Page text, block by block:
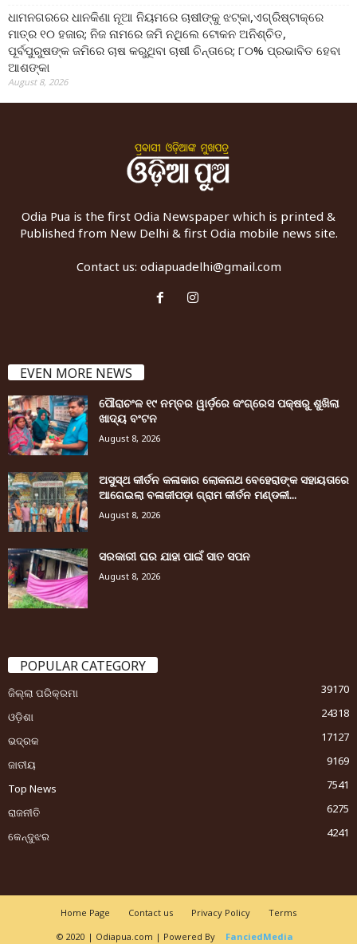
ଧାମନଗରରେ ଧାନକିଣା ନୂଆ ନିୟମରେ ଚାଷୀଙ୍କୁ ଝଟ୍‌କା,ଏଗ୍ରିଷ୍ଟାକ୍‌ରେ
ମାତ୍ର ୧୦ ହଜାର; ନିଜ ନାମରେ ଜମି ନଥିଲେ ଟୋକନ ଅନିଶ୍ଚିତ,
ପୂର୍ବପୁରୁଷଙ୍କ ଜମିରେ ଚାଷ କରୁଥିବା ଚାଷୀ ଚିନ୍ତାରେ; ୮୦% ପ୍ରଭାବିତ ହେବା
ଆଶଙ୍କା
August 8, 2026
Odia Pua is the first Odia Newspaper which is printed &
Published from New Delhi & first Odia mobile news site.
Contact us: odiapuadelhi@gmail.com
EVEN MORE NEWS
ପୌରାଚଂଳ ୧୯ ନମ୍ବର ୱାର୍ଡ଼ରେ କଂଗ୍ରେସ ପକ୍ଷରୁ ଶୁଖିଲା
ଖାଦ୍ୟ ବଂଟନ
August 8, 2026
ଅସୁସ୍ଥ କୀର୍ତନ କଳାକାର ଲୋକନାଥ ବେହେରାଙ୍କ ସହାୟତାରେ
ଆଗେଇଲା ବଳାଜୀପଡ଼ା ଗ୍ରାମ କୀର୍ତନ ମଣ୍ଡଳୀ...
August 8, 2026
ସରକାରୀ ଘର ଯାହା ପାଇଁ ସାତ ସପନ
August 8, 2026
POPULAR CATEGORY
ଜିଲ୍ଲା ପରିକ୍ରମା
39170
ଓଡ଼ିଶା
24318
ଭଦ୍ରକ
17127
ଜାତୀୟ
9169
Top News
7541
ରାଜନୀତି
6275
କେନ୍ଦୁଝର
4241
Home Page Contact us Privacy Policy
Terms
© 2020 | Odiapua.com | Powered By
FanciedMedia